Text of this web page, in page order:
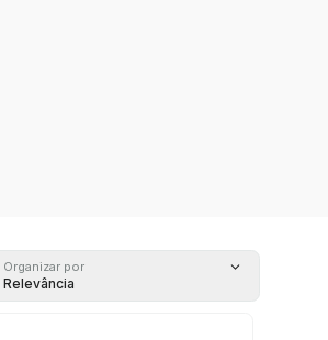
Organizar por
Relevância